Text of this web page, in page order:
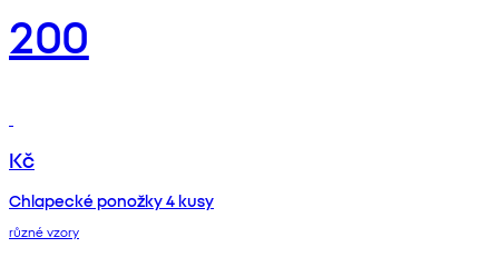
200
Kč
Chlapecké ponožky 4 kusy
různé vzory